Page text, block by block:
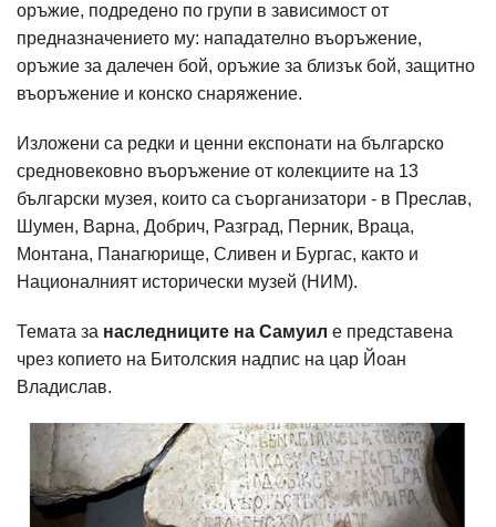
оръжие, подредено по групи в зависимост от
предназначението му: нападателно въоръжение,
оръжие за далечен бой, оръжие за близък бой, защитно
въоръжение и конско снаряжение.
Изложени са редки и ценни експонати на българско
средновековно въоръжение от колекциите на 13
български музея, които са съорганизатори - в Преслав,
Шумен, Варна, Добрич, Разград, Перник, Враца,
Монтана, Панагюрище, Сливен и Бургас, както и
Националният исторически музей (НИМ).
Темата за наследниците на Самуил е представена
чрез копието на Битолския надпис на цар Йоан
Владислав.